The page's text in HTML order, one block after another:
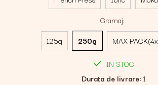
Gramaj:
125g
250g
MAX
IN STOC
Durata de livrare: 1